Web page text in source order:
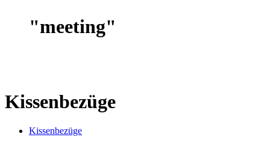
"meeting"
Kissenbezüge
Kissenbezüge